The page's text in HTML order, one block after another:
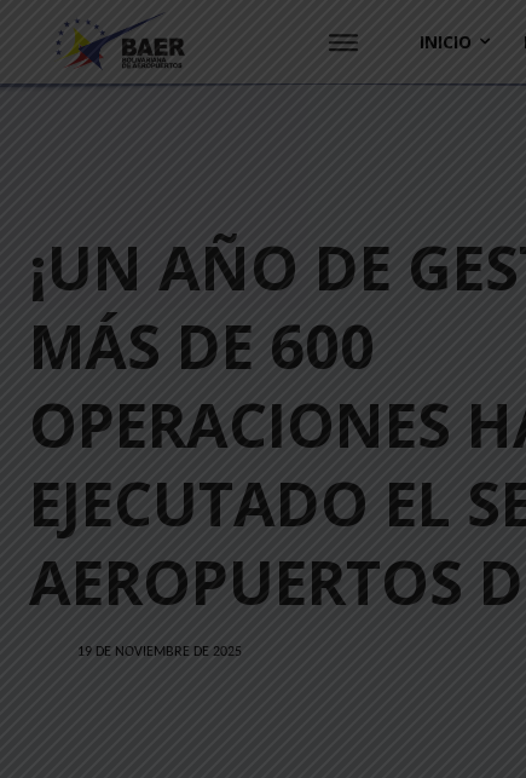
INICIO
¡UN AÑO DE
MÁS DE 600
OPERACIONES
EJECUTADO EL
AEROPUERTOS
19 DE NOVIEMBRE DE 2025